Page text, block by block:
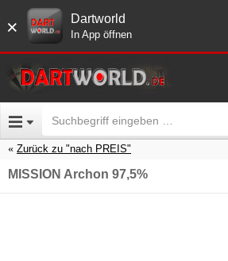
× Dartworld
In App öffnen
Zurück zu "nach PREIS"
MISSION Archon 97,5%